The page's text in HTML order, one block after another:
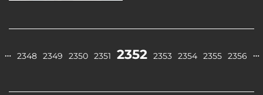
… 2348 2349 2350 2351 2352 2353 2354 2355 2356 …